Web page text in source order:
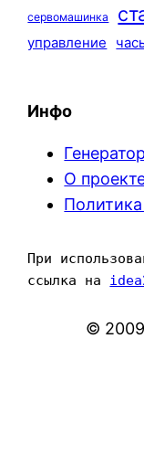
сервомашинка
управление
Инфо
О
При
ссылка на
©